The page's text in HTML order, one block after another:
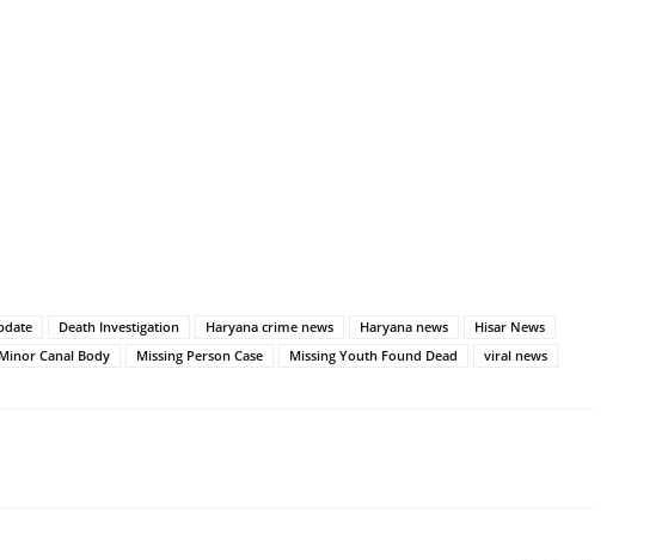
Death Investigation Haryana crime news Haryana news
Hisar News
Minor Canal Body Missing Person Case Missing Youth Found Dead viral news